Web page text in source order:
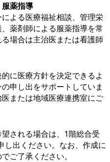
薬指導
よる医療福祉相談、管理栄
薬剤師による服薬指導を常
場合は主治医または看護師
に医療方針を決定できるよ
申し出をサポートしていま
または地域医療連携室にご
される場合は、1階総合受
出ください。なお、作成に
ご了承ください。